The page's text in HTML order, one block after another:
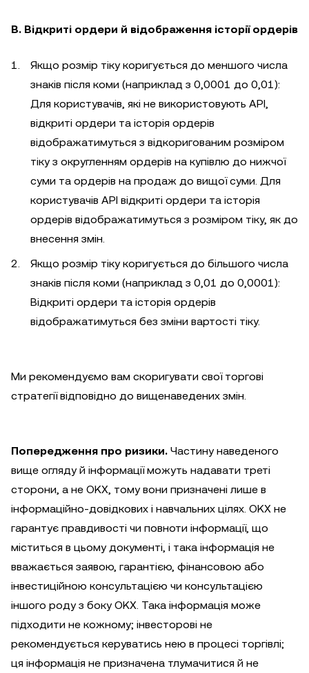
B. Відкриті ордери й відображення історії ордерів
Якщо розмір тіку коригується до меншого числа
знаків після коми (наприклад з 0,0001 до 0,01):
Для користувачів, які не використовують API,
відкриті ордери та історія ордерів
відображатимуться з відкоригованим розміром
тіку з округленням ордерів на купівлю до нижчої
суми та ордерів на продаж до вищої суми. Для
користувачів API відкриті ордери та історія
ордерів відображатимуться з розміром тіку, як до
внесення змін.
Якщо розмір тіку коригується до більшого числа
знаків після коми (наприклад з 0,01 до 0,0001):
Відкриті ордери та історія ордерів
відображатимуться без зміни вартості тіку.
Ми рекомендуємо вам скоригувати свої торгові
стратегії відповідно до вищенаведених змін.
Попередження про ризики. Частину наведеного
вище огляду й інформації можуть надавати треті
сторони, а не OKX, тому вони призначені лише в
інформаційно-довідкових і навчальних цілях. OKX не
гарантує правдивості чи повноти інформації, що
міститься в цьому документі, і така інформація не
вважається заявою, гарантією, фінансовою або
інвестиційною консультацією чи консультацією
іншого роду з боку OKX. Така інформація може
підходити не кожному; інвесторові не
рекомендується керуватись нею в процесі торгівлі;
ця інформація не призначена тлумачитися й не